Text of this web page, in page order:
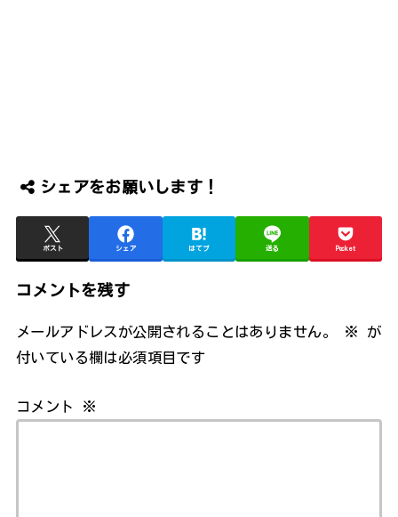
シェアをお願いします！
ポスト シェア はてブ 送る Pocket
コメントを残す
メールアドレスが公開されることはありません。 ※
が
付いている欄は必須項目です
コメント ※